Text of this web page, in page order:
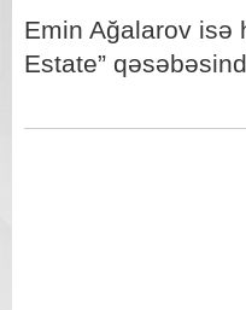
Emin Ağalarov isə
Estate”